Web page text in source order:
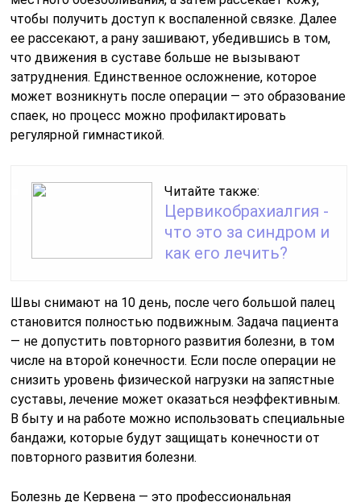
чтобы получить доступ к воспаленной связке. Далее
ее рассекают, а рану зашивают, убедившись в том,
что движения в суставе больше не вызывают
затруднения. Единственное осложнение, которое
может возникнуть после операции — это образование
спаек, но процесс можно профилактировать
регулярной гимнастикой.
Читайте также:
Цервикобрахиалгия -
что это за синдром и
как его лечить?
Швы снимают на 10 день, после чего большой палец
становится полностью подвижным. Задача пациента
— не допустить повторного развития болезни, в том
числе на второй конечности. Если после операции не
снизить уровень физической нагрузки на запястные
суставы, лечение может оказаться неэффективным.
В быту и на работе можно использовать специальные
бандажи, которые будут защищать конечности от
повторного развития болезни.
Болезнь де Кервена — это профессиональная